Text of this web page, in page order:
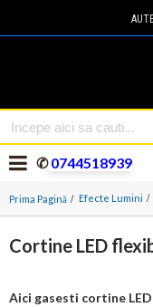
✆0744518939
Prima Pagină Efecte Lumini
Cortine LED
Aici gasesti cortine